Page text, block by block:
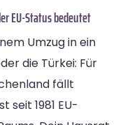
EU-Status bedeutet
Umzug in ein
die Türkei: Für
fällt
seit 1981 EU-